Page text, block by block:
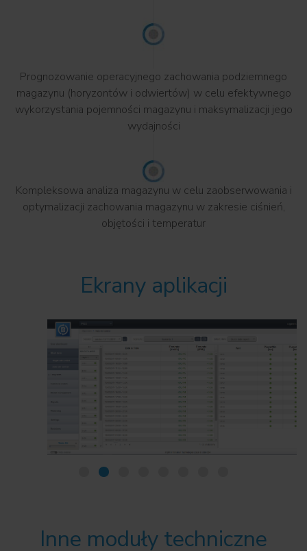
Prognozowanie operacyjnego zachowania podziemnego
magazynu (horyzontów i odwiertów) w celu efektywnego
wykorzystania pojemności magazynu i maksymalizacji jego
wydajności
Kompleksowa analiza magazynu w celu zaobserwowania i
optymalizacji zachowania magazynu w zakresie ciśnień,
objętości i temperatur
Ekrany aplikacji
Inne moduły techniczne